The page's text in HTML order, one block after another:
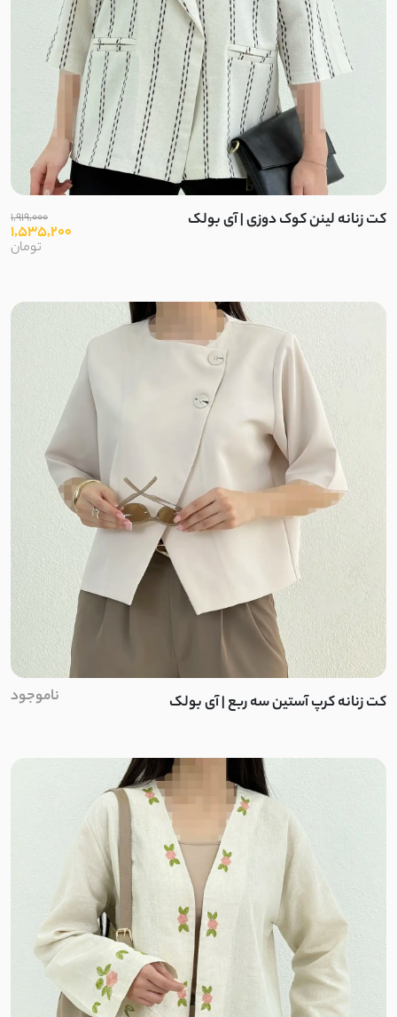
فلامنت
بوکله
مراکشی پاییزه
تدی
شنل
مخمل کبریتی
مخمل حوله ای
بارانی ضدآب
فوتر موهر
دورس اسپان
دورس توکرک اسپان
فریال
دورس کرکره ای
دو نخ توکرک
دورس بیسکویتی
داکرون
جیر
کت زنانه لینن کوک دوزی | آی بولک 1,919,000
1,535,200
تومان
کت زنانه کرپ آستین سه ربع | آی بولک ناموجود